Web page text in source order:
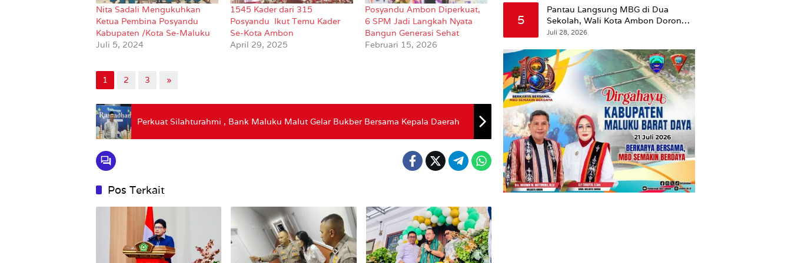
Nita Sadali Mengukuhkan
Ketua Pembina Posyandu
Kabupaten /Kota Se-Maluku
Juli 5, 2024
1545 Kader dari 315
Posyandu Ikut Temu Kader
Se-Kota Ambon
April 29, 2025
Posyandu Ambon Diperkuat,
6 SPM Jadi Langkah Nyata
Bangun Generasi Sehat
Februari 15, 2026
1 2 3 »
Perkuat Silahturahmi , Bank Maluku Malut Gelar Bukber Bersama Kepala Daerah
Pos Terkait
5
Pantau Langsung MBG di Dua
Sekolah, Wali Kota Ambon Dorong
Pemerataan Hingga Wilayah
Juli 28, 2026